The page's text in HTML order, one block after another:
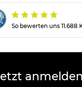
So bewerten uns 11.688